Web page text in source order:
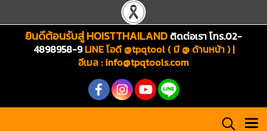
ยินดีต้อนรับสู่ HOISTTHAILAND ติดต่อเรา โทร.02-
4898958-9LINE ไอดี @tpqtool ( มี @ ด้านหน้า ) |
อีเมล :info@tpqtools.com